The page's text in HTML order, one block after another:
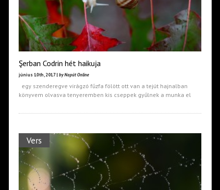
Şerban Codrin hét haikuja
június 10th, 2017 | by Napút Online
egy szenderegve virágzó fűzfa fölött ott van a tejút hajnalban
könyvem olvasva tenyeremben kis cseppek gyűlnek a munka el
Vers